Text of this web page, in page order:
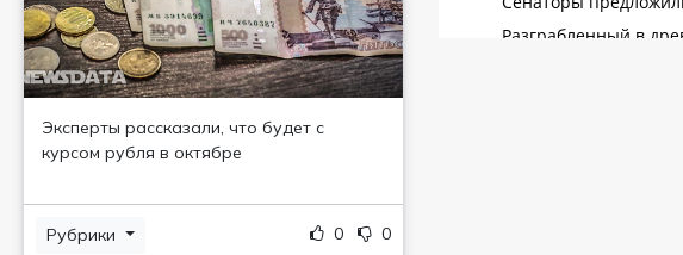
Эксперты рассказали, что будет с
курсом рубля в октябре
Рубрики 0 0